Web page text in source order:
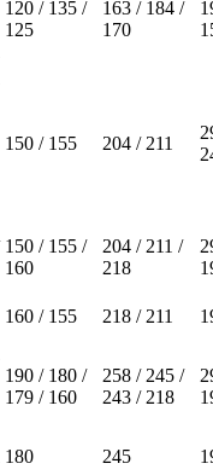
120 / 135 /
125
163 / 184 /
170
150 / 155 204 / 211
150 / 155 /
160
204 / 211 /
218
160 / 155 218 / 211
190 / 180 /
179 / 160
258 / 245 /
243 / 218
180 245